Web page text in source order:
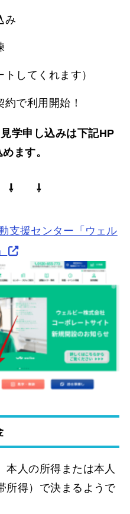
み
してくれます）
で利用開始！
学申し込みは下記HP
ます。
⇩
支援センター「ウェル
本人の所得または本人
所得）で決まるようで